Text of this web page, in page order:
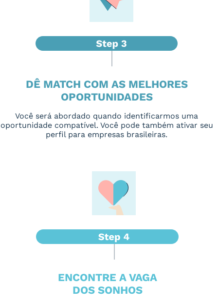
DÊ MATCH COM AS MELHORES
OPORTUNIDADES
Você será abordado quando identificarmos uma
oportunidade compatível. Você pode também ativar seu
perfil para empresas brasileiras.
ENCONTRE A VAGA
DOS SONHOS